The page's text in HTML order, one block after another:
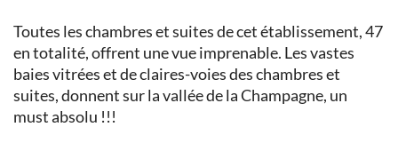
Toutes les chambres et suites de cet établissement, 47
en totalité, offrent une vue imprenable. Les vastes
baies vitrées et de claires-voies des chambres et
suites, donnent sur la vallée de la Champagne, un
must absolu !!!